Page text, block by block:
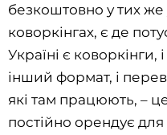
безкоштовно у тих же
коворкінгах, є де
Україні є коворкінги,
інший формат, і
які там працюють, –
постійно орендує для